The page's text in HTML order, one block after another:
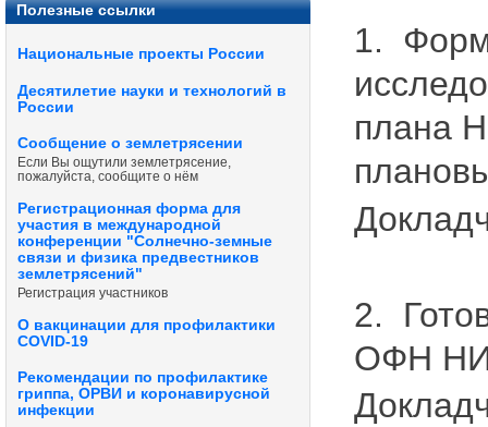
Полезные ссылки
Национальные проекты России
Десятилетие науки и технологий в
России
Сообщение о землетрясении
Если Вы ощутили землетрясение,
пожалуйста, сообщите о нём
Регистрационная форма для
участия в международной
конференции "Солнечно-земные
связи и физика предвестников
землетрясений"
Регистрация участников
О вакцинации для профилактики
COVID-19
Рекомендации по профилактике
гриппа, ОРВИ и коронавирусной
инфекции
1.
плана
2.
ОФН